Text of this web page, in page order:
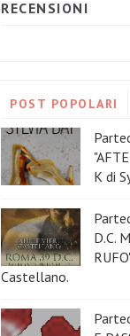
RECENSIONI
POST POPOLARI
K di
D.C.
Castellano.